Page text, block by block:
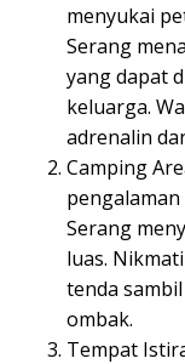
menyukai
Serang
yang dapat
keluarga.
adrenalin
Camping
Serang
luas.
tenda
ombak.
Tempat